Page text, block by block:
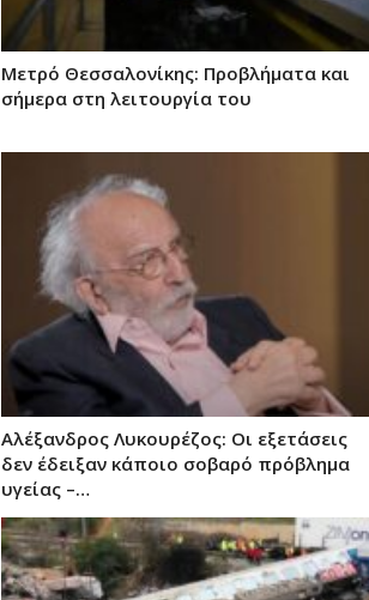
Μετρό Θεσσαλονίκης: Προβλήματα και
σήμερα στη λειτουργία του
Αλέξανδρος Λυκουρέζος: Οι εξετάσεις
δεν έδειξαν κάποιο σοβαρό πρόβλημα
υγείας –…